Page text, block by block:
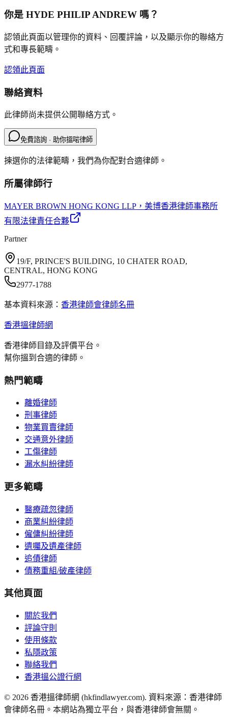
你是 HYDE PHILIP ANDREW 嗎？
認領此頁面以管理你的資料、回覆評論，以及顯示你的聯絡方
式和專長範疇。
認領此頁面
聯絡資料
此律師尚未提供公開聯絡方式。
免費諮詢 · 助你搵啱律師
揀選你的法律範疇，我們為你配對合適律師。
所屬律師行
MAYER BROWN HONG KONG LLP ，美博香港律師事務所
有限法律責任合夥
Partner
19/F, PRINCE'S BUILDING, 10 CHATER ROAD,
CENTRAL, HONG KONG
2977-1788
基本資料來源： 香港律師會律師名冊
香港搵律師網
香港律師目錄及評價平台。
幫你搵到合適的律師。
熱門範疇
離婚律師
刑事律師
物業買賣律師
交通意外律師
工傷律師
漏水糾紛律師
更多範疇
醫療疏忽律師
商業糾紛律師
僱傭糾紛律師
遺囑及遺產律師
追債律師
債務重組/破產律師
其他頁面
關於我們
評論守則
使用條款
私隱政策
聯絡我們
香港搵公證行網
© 2026 香港搵律師網 (hkfindlawyer.com). 資料來源：香港律師
會律師名冊。本網站為獨立平台，與香港律師會無關。